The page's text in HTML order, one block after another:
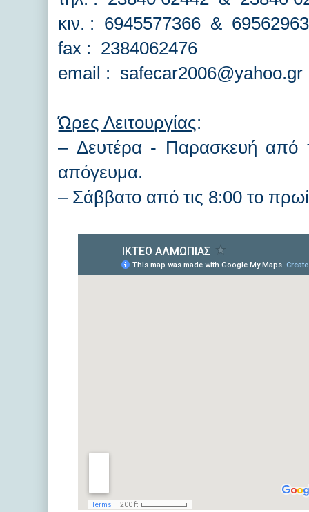
κιν. : 6945577366 &
fax : 2384062476
email : safecar2006@yahoo.gr
Ώρες Λειτουργίας:
–Δευτέρα - Παρασκευή από
απόγευμα.
–Σάββατο από τις 8:00 το